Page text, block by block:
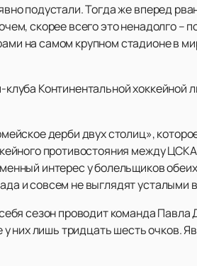
подустали. Тогда же вперед
скорее всего это ненадолго –
на самом крупном стадионе в
Континентальной хоккейной
дерби двух столиц»,
противостояния между
интерес у болельщиков
и совсем не выглядят усталыми
сезон проводит команда Павла
них лишь тридцать шесть очков.